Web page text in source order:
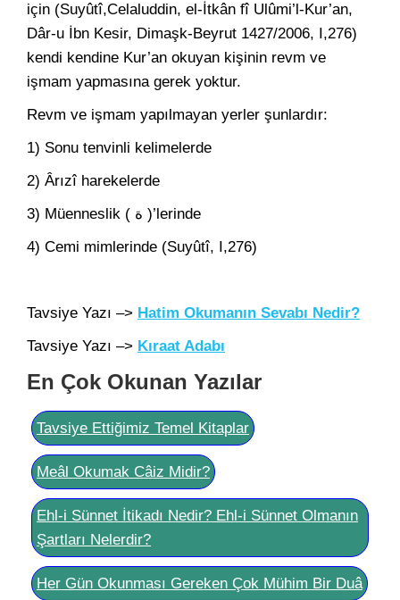
için (Suyûtî,Celaluddin, el-İtkân fî Ulûmi’l-Kur’an,
Dâr-u İbn Kesir, Dimaşk-Beyrut 1427/2006, I,276)
kendi kendine Kur’an okuyan kişinin revm ve
işmam yapmasına gerek yoktur.
Revm ve işmam yapılmayan yerler şunlardır:
1) Sonu tenvinli kelimelerde
2) Ârızî harekelerde
3) Müenneslik ( ة )’lerinde
4) Cemi mimlerinde (Suyûtî, I,276)
Tavsiye Yazı –> Hatim Okumanın Sevabı Nedir?
Tavsiye Yazı –> Kıraat Adabı
En Çok Okunan Yazılar
Tavsiye Ettiğimiz Temel Kitaplar
Meâl Okumak Câiz Midir?
Ehl-i Sünnet İtikadı Nedir? Ehl-i Sünnet Olmanın
Şartları Nelerdir?
Her Gün Okunması Gereken Çok Mühim Bir Duâ